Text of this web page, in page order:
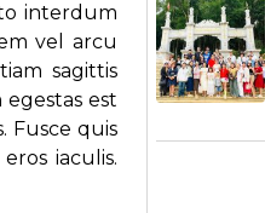
interdum
vel arcu
sagittis
est
Fusce quis
iaculis.